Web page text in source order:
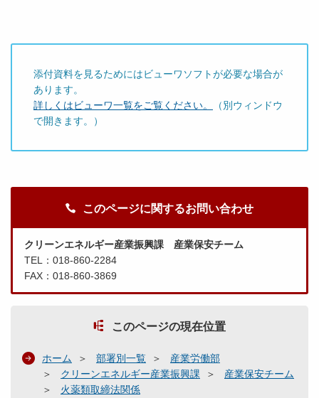
添付資料を見るためにはビューワソフトが必要な場合が
あります。
詳しくはビューワ一覧をご覧ください。
（別ウィンドウ
で開きます。）
このページに関するお問い合わせ
クリーンエネルギー産業振興課 産業保安チーム
TEL：018-860-2284
FAX：018-860-3869
このページの現在位置
ホーム 部署別一覧
産業労働部
クリーンエネルギー産業振興課
産業保安チーム
火薬類取締法関係